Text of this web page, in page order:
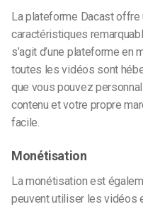
La plateforme Dacast offre
caractéristiques
s’agit d’une plateforme en
toutes les vidéos sont
que vous pouvez
contenu et votre propre
facile.
Monétisation
La monétisation est
peuvent utiliser les vidéos